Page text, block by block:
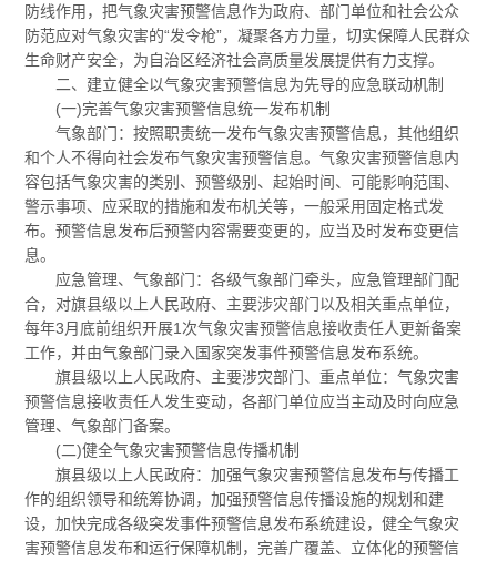
防线作用，把气象灾害预警信息作为政府、部门单位和社会公众
防范应对气象灾害的“发令枪”，凝聚各方力量，切实保障人民群众
生命财产安全，为自治区经济社会高质量发展提供有力支撑。
二、建立健全以气象灾害预警信息为先导的应急联动机制
(一)完善气象灾害预警信息统一发布机制
气象部门：按照职责统一发布气象灾害预警信息，其他组织
和个人不得向社会发布气象灾害预警信息。气象灾害预警信息内
容包括气象灾害的类别、预警级别、起始时间、可能影响范围、
警示事项、应采取的措施和发布机关等，一般采用固定格式发
布。预警信息发布后预警内容需要变更的，应当及时发布变更信
息。
应急管理、气象部门：各级气象部门牵头，应急管理部门配
合，对旗县级以上人民政府、主要涉灾部门以及相关重点单位，
每年3月底前组织开展1次气象灾害预警信息接收责任人更新备案
工作，并由气象部门录入国家突发事件预警信息发布系统。
旗县级以上人民政府、主要涉灾部门、重点单位：气象灾害
预警信息接收责任人发生变动，各部门单位应当主动及时向应急
管理、气象部门备案。
(二)健全气象灾害预警信息传播机制
旗县级以上人民政府：加强气象灾害预警信息发布与传播工
作的组织领导和统筹协调，加强预警信息传播设施的规划和建
设，加快完成各级突发事件预警信息发布系统建设，健全气象灾
害预警信息发布和运行保障机制，完善广覆盖、立体化的预警信